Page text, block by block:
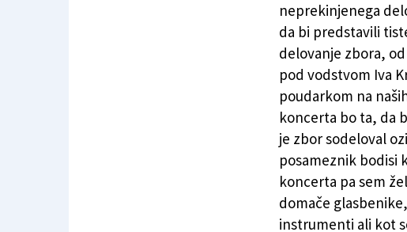
neprekinjenega
da bi predstavili
delovanje zbora,
pod vodstvom Iva
poudarkom na
koncerta bo ta, da
je zbor sodeloval
posameznik bodisi
koncerta pa sem
domače
instrumenti ali kot